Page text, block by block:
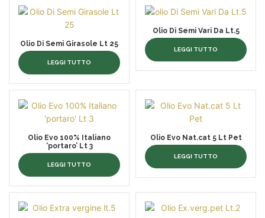
Olio Di Semi Girasole Lt 25
LEGGI TUTTO
Olio Di Semi Vari Da Lt.5
LEGGI TUTTO
Olio Evo 100% Italiano
‘portaro’ Lt 3
LEGGI TUTTO
Olio Evo Nat.cat 5 Lt Pet
LEGGI TUTTO